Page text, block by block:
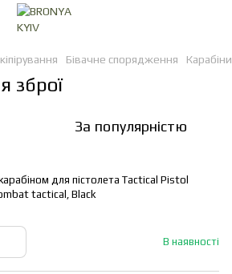
Бівачне спорядження
зброї
За популярністю
для пістолета Tactical Pistol
tactical, Black
В наявності